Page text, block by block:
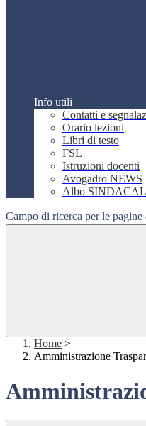
Info utili
Contatti e
Orario lezioni
Libri di testo
FSL
Istruzioni docenti
Avogadro NEWS
Albo
Campo di ricerca per le pagine
Home >
Amministrazione